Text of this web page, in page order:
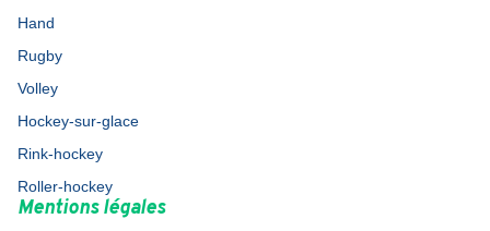
Hand
Rugby
Volley
Hockey-sur-glace
Rink-hockey
Roller-hockey
Mentions légales